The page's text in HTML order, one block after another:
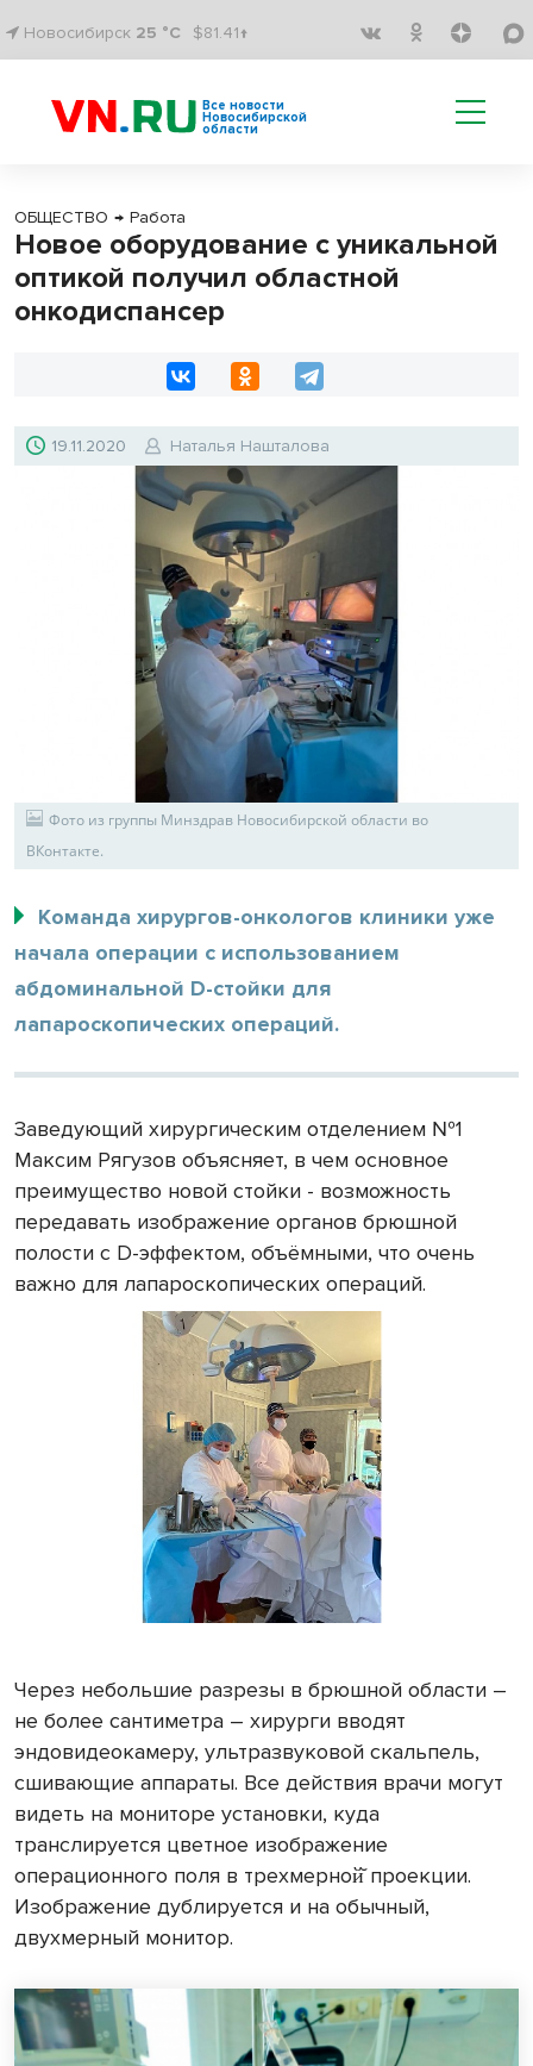
Новосибирск 25 °C $81.41↑
Все новости
Новосибирской
области
ОБЩЕСТВО → Работа
Новое оборудование с уникальной
оптикой получил областной
онкодиспансер
19.11.2020 Наталья Нашталова
Фото из группы Минздрав Новосибирской области во
ВКонтакте.
Команда хирургов-онкологов клиники уже
начала операции с использованием
абдоминальной D-стойки для
лапароскопических операций.
Заведующий хирургическим отделением №1
Максим Рягузов объясняет, в чем основное
преимущество новой стойки - возможность
передавать изображение органов брюшной
полости с D-эффектом, объёмными, что очень
важно для лапароскопических операций.
Через небольшие разрезы в брюшной области –
не более сантиметра – хирурги вводят
эндовидеокамеру, ультразвуковой скальпель,
сшивающие аппараты. Все действия врачи могут
видеть на мониторе установки, куда
транслируется цветное изображение
операционного поля в трехмерной̆ проекции.
Изображение дублируется и на обычный,
двухмерный монитор.